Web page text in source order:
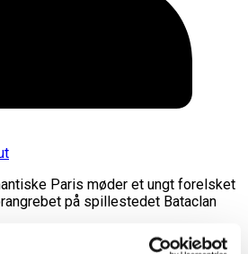
Paris møder et ungt forelsket
på spillestedet Bataclan